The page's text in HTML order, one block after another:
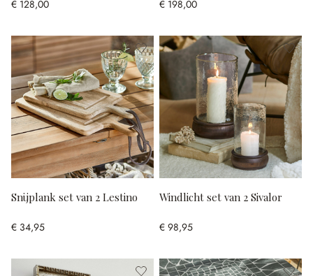
€ 128,00
€ 198,00
Snijplank set van 2 Lestino
€ 34,95
Windlicht set van 2 Sivalor
€ 98,95